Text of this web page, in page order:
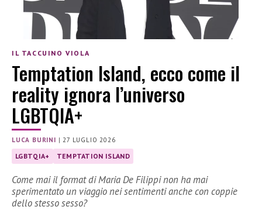
IL TACCUINO VIOLA
Temptation Island, ecco come il
reality ignora l’universo
LGBTQIA+
LUCA BURINI |27 LUGLIO 2026
LGBTQIA+ TEMPTATION ISLAND
Come mai il format di Maria De Filippi non ha mai
sperimentato un viaggio nei sentimenti anche con coppie
dello stesso sesso?